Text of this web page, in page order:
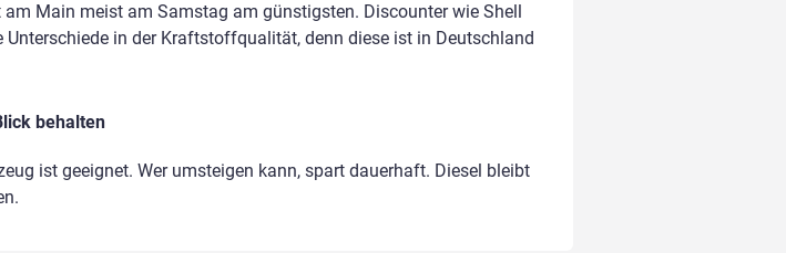
Main meist am Samstag am günstigsten. Discounter wie Shell
in der Kraftstoffqualität, denn diese ist in Deutschland
behalten
ist geeignet. Wer umsteigen kann, spart dauerhaft. Diesel bleibt